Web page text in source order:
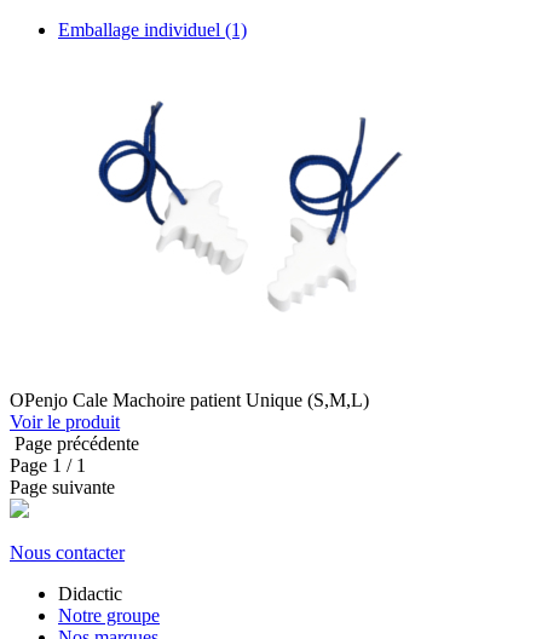
Emballage individuel (1)
OPenjo Cale Machoire patient Unique (S,M,L)
Voir le produit
Page précédente
Page 1 / 1
Page suivante
Nous contacter
Didactic
Notre groupe